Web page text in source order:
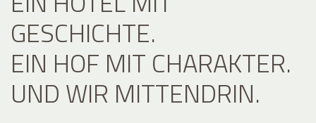
GESCHICHTE.
EIN HOF MIT CHARAKTER.
UND WIR MITTENDRIN.